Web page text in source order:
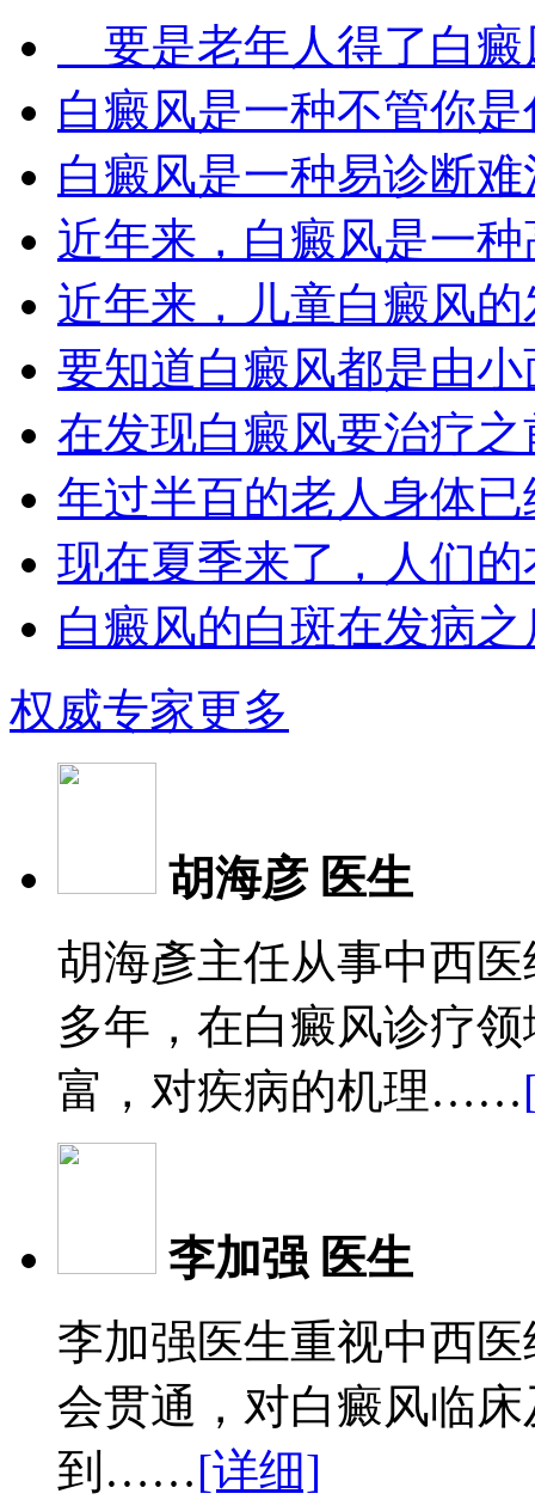
要是老年人得了白癜
白癜风是一种不管你
白癜风是一种易诊断
近年来，白癜风是一
近年来，儿童白癜风
要知道白癜风都是由
在发现白癜风要治疗
年过半百的老人身体
现在夏季来了，人们
白癜风的白斑在发病
权威专家更多
胡海彦 医生
胡海彥主任从事中西
多年，在白癜风诊疗
富，对疾病的机理……
李加强 医生
李加强医生重视中西
会贯通，对白癜风临
到……[详细]